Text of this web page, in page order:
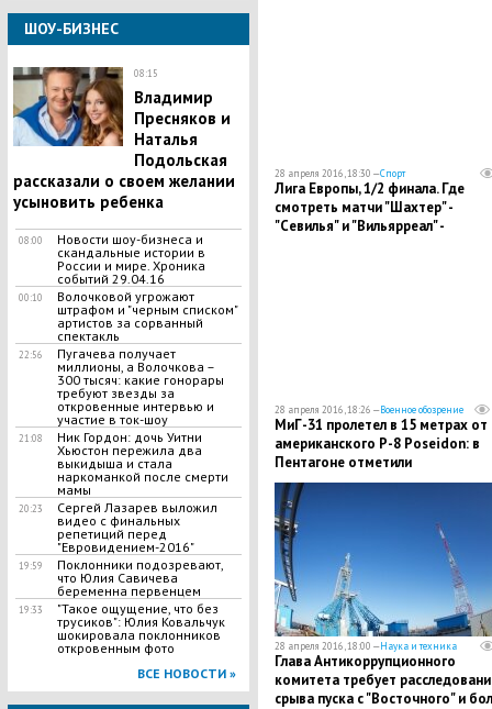
ШОУ-БИЗНЕС
08:15
Владимир
Пресняков и
Наталья
Подольская
рассказали о своем желании
усыновить ребенка
08:00
Новости шоу-бизнеса и
скандальные истории в
России и мире. Хроника
событий 29.04.16
00:10
Волочковой угрожают
штрафом и "черным списком"
артистов за сорванный
спектакль
22:56
Пугачева получает
миллионы, а Волочкова –
300 тысяч: какие гонорары
требуют звезды за
откровенные интервью и
участие в ток-шоу
21:08
Ник Гордон: дочь Уитни
Хьюстон пережила два
выкидыша и стала
наркоманкой после смерти
мамы
20:23
Сергей Лазарев выложил
видео с финальных
репетиций перед
"Евровидением-2016"
19:59
Поклонники подозревают,
что Юлия Савичева
беременна первенцем
19:33
"Такое ощущение, что без
трусиков": Юлия Ковальчук
шокировала поклонников
откровенным фото
ВСЕ НОВОСТИ »
28 апреля 2016, 18:30 —Спорт
Лига Европы, 1/2 финала. Где
смотреть матчи "Шахтер" -
"Севилья" и "Вильярреал" -
28 апреля 2016, 18:26 —Военное обозрение
МиГ-31 пролетел в 15 метрах от
американского P-8 Poseidon: в
Пентагоне отметили
профессионализм российских
пилотов
28 апреля 2016, 18:00 —Наука и техника
Глава Антикоррупционного
комитета требует
срыва пуска с "Восточного" и